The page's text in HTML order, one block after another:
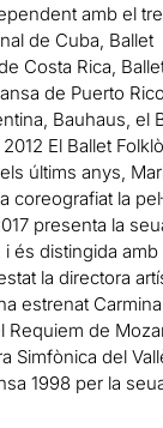
amb el
de Cuba, Ballet
Costa Rica,
de Puerto Rico,
Bauhaus, el
El Ballet
últims anys,
la
presenta la
i és distingida amb
la directora
estrenat Carmina
de
Simfònica del
1998 per la